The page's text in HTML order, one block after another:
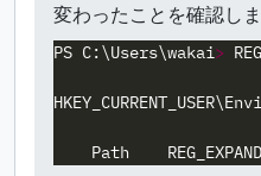
変わったことを確認しま
PS C:\Users\wakai> REG
Path